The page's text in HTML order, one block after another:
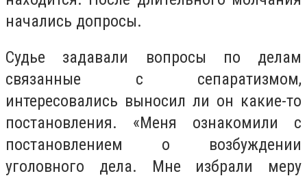
начались допросы.
Судье задавали вопросы по делам
связанные с сепаратизмом,
интересовались выносил ли он какие-то
постановления. «Меня ознакомили с
постановлением о возбуждении
уголовного дела. Мне избрали меру